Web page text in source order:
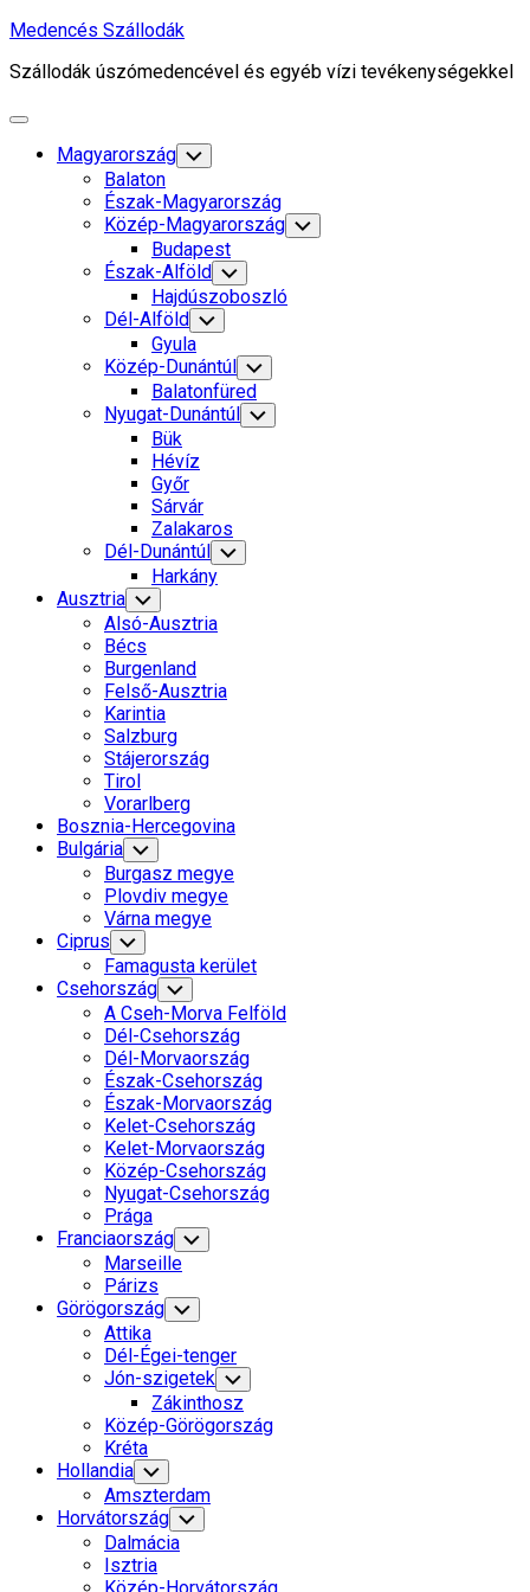
Skip
content
Medencés Szállodák
Szállodák úszómedencével és egyéb vízi tevékenységekkel
Expand
Magyarország Toggle
Child
Balaton
Észak-Magyarország
Közép-Magyarország Toggle
Child
Budapest
Észak-Alföld Toggle
Child
Menu
Hajdúszoboszló
Dél-Alföld Toggle
Child
Menu
Gyula
Közép-Dunántúl Toggle
Child
Menu
Balatonfüred
Nyugat-Dunántúl Toggle
Child
Bük
Hévíz
Győr
Sárvár
Zalakaros
Dél-Dunántúl Toggle
Child
Harkány
Ausztria Toggle
Child
Menu
Alsó-Ausztria
Bécs
Burgenland
Felső-Ausztria
Karintia
Salzburg
Stájerország
Tirol
Vorarlberg
Bosznia-Hercegovina
Bulgária Toggle
Child
Menu
Burgasz megye
Plovdiv megye
Várna megye
Ciprus Toggle
Child
Menu
Famagusta kerület
Csehország Toggle
Child
Menu
A Cseh-Morva Felföld
Dél-Csehország
Dél-Morvaország
Észak-Csehország
Észak-Morvaország
Kelet-Csehország
Kelet-Morvaország
Közép-Csehország
Nyugat-Csehország
Prága
Franciaország Toggle
Child
Marseille
Párizs
Görögország Toggle
Child
Menu
Attika
Dél-Égei-tenger
Jón-szigetek Toggle
Child
Menu
Zákinthosz
Közép-Görögország
Kréta
Hollandia Toggle
Child
Menu
Amszterdam
Horvátország Toggle
Child
Menu
Dalmácia
Isztria